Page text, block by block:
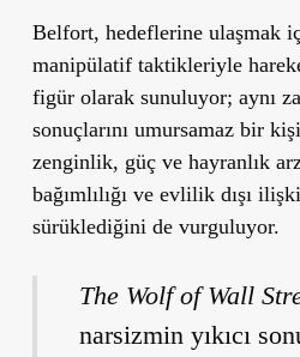
Belfort, hedeflerine ulaşmak
manipülatif taktikleriyle
figür olarak sunuluyor; aynı
sonuçlarını umursamaz bir
zenginlik, güç ve hayranlık
bağımlılığı ve evlilik dışı
sürüklediğini de vurguluyor.
The Wolf of Wall
narsizmin yıkıcı